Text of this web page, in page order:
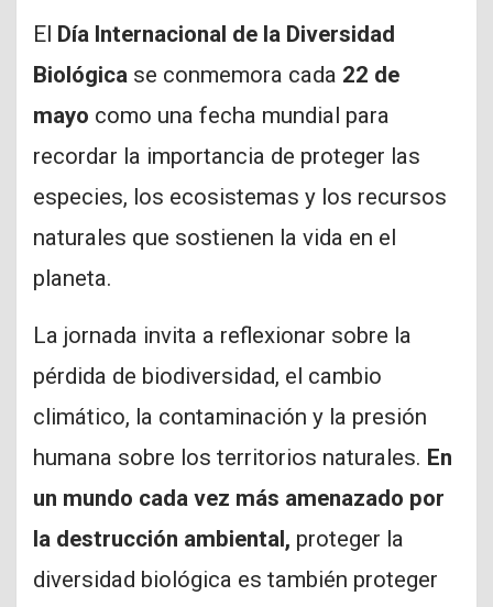
El Día Internacional de la Diversidad
Biológica se conmemora cada 22 de
mayo como una fecha mundial para
recordar la importancia de proteger las
especies, los ecosistemas y los recursos
naturales que sostienen la vida en el
planeta.
La jornada invita a reflexionar sobre la
pérdida de biodiversidad, el cambio
climático, la contaminación y la presión
humana sobre los territorios naturales. En
un mundo cada vez más amenazado por
la destrucción ambiental, proteger la
diversidad biológica es también proteger